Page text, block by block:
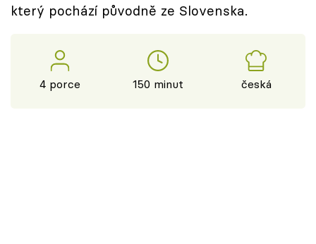
který pochází původně ze Slovenska.
4 porce 150 minut česká